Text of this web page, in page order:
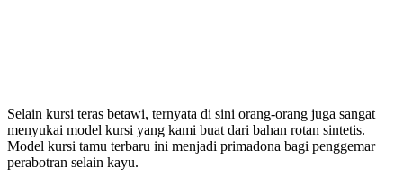
Selain kursi teras betawi, ternyata di sini orang-orang juga sangat
menyukai model kursi yang kami buat dari bahan rotan sintetis.
Model kursi tamu terbaru ini menjadi primadona bagi penggemar
perabotran selain kayu.